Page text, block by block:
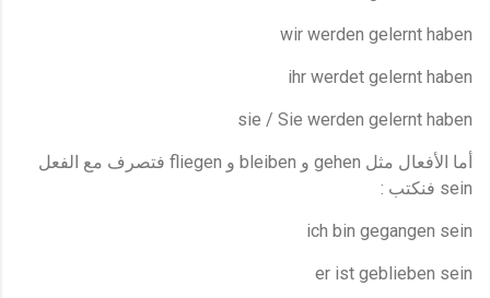
wir werden gelernt haben
ihr werdet gelernt haben
sie / Sie werden gelernt haben
أما الأفعال مثل gehen و bleiben و fliegen فتصرف مع الفعل
sein فنكتب :
ich bin gegangen sein
er ist geblieben sein